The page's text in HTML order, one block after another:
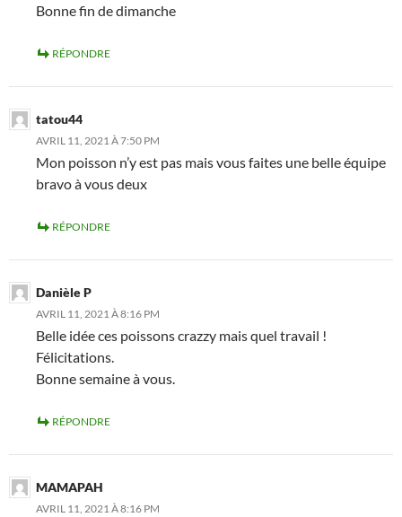
Bonne fin de dimanche
RÉPONDRE
tatou44
AVRIL 11, 2021 À 7:50 PM
Mon poisson n’y est pas mais vous faites une belle équipe
bravo à vous deux
RÉPONDRE
Danièle P
AVRIL 11, 2021 À 8:16 PM
Belle idée ces poissons crazzy mais quel travail !
Félicitations.
Bonne semaine à vous.
RÉPONDRE
MAMAPAH
AVRIL 11, 2021 À 8:16 PM